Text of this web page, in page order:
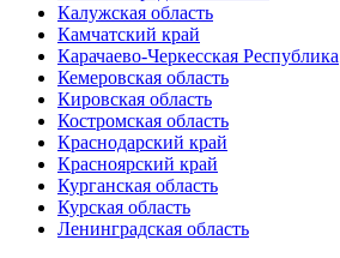
Калужская область
Камчатский край
Карачаево-Черкесская Республика
Кемеровская область
Кировская область
Костромская область
Краснодарский край
Красноярский край
Курганская область
Курская область
Ленинградская область